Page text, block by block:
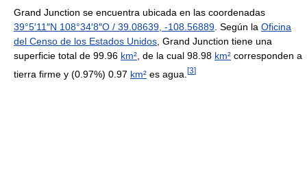
Grand Junction se encuentra ubicada en las coordenadas
39°5′11″N 108°34′8″O / 39.08639 -108.56889 . Según la Oficina
del Censo de los Estados Unidos , Grand Junction tiene una
superficie total de 99.96 km² , de la cual 98.98 km² corresponden a
tierra firme y (0.97%) 0.97 km² es agua. [3]